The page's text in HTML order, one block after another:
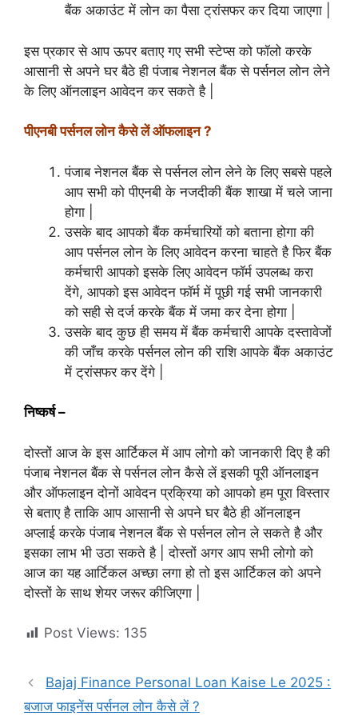
बैंक अकाउंट में लोन का पैसा ट्रांसफर कर दिया जाएगा |
इस प्रकार से आप ऊपर बताए गए सभी स्टेप्स को फॉलो करके
आसानी से अपने घर बैठे ही पंजाब नेशनल बैंक से पर्सनल लोन लेने
के लिए ऑनलाइन आवेदन कर सकते है |
पीएनबी पर्सनल लोन कैसे लें ऑफलाइन ?
पंजाब नेशनल बैंक से पर्सनल लोन लेने के लिए सबसे पहले
आप सभी को पीएनबी के नजदीकी बैंक शाखा में चले जाना
होगा |
उसके बाद आपको बैंक कर्मचारियों को बताना होगा की
आप पर्सनल लोन के लिए आवेदन करना चाहते है फिर बैंक
कर्मचारी आपको इसके लिए आवेदन फॉर्म उपलब्ध करा
देंगे, आपको इस आवेदन फॉर्म में पूछी गई सभी जानकारी
को सही से दर्ज करके बैंक में जमा कर देना होगा |
उसके बाद कुछ ही समय में बैंक कर्मचारी आपके दस्तावेजों
की जाँच करके पर्सनल लोन की राशि आपके बैंक अकाउंट
में ट्रांसफर कर देंगे |
निष्कर्ष –
दोस्तों आज के इस आर्टिकल में आप लोगो को जानकारी दिए है की
पंजाब नेशनल बैंक से पर्सनल लोन कैसे लें इसकी पूरी ऑनलाइन
और ऑफलाइन दोनों आवेदन प्रक्रिया को आपको हम पूरा विस्तार
से बताए है ताकि आप आसानी से अपने घर बैठे ही ऑनलाइन
अप्लाई करके पंजाब नेशनल बैंक से पर्सनल लोन ले सकते है और
इसका लाभ भी उठा सकते है | दोस्तों अगर आप सभी लोगो को
आज का यह आर्टिकल अच्छा लगा हो तो इस आर्टिकल को अपने
दोस्तों के साथ शेयर जरूर कीजिएगा |
Post Views: 135
Bajaj Finance Personal Loan Kaise Le 2025 :
बजाज फाइनेंस पर्सनल लोन कैसे लें ?